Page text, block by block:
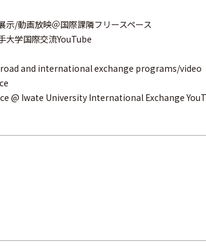
/動画放映＠国際課隣フリースペース
国際交流YouTube
and international exchange programs/video
@ Iwate University International Exchange